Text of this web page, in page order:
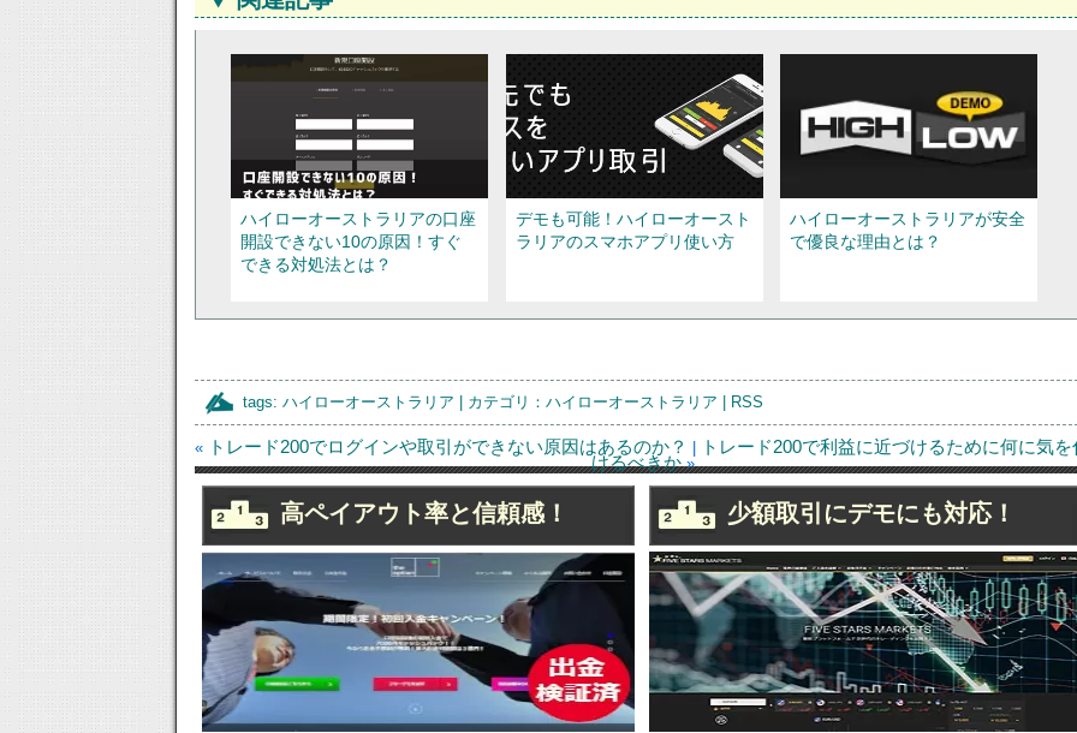
ハイローオーストラリアの口座
開設できない10の原因！すぐ
できる対処法とは？
デモも可能！ハイローオースト
ラリアのスマホアプリ使い方
ハイローオーストラリアが安全
で優良な理由とは？
【優良】ハイローオーストラリ
アは初心者でも取引を始められ
【戦略】相場分析をしながらハ
イローオーストラリアで利益を
ハイローオーストラリアのハイ
ローは勝てるのか？長期取引に
tags: ハイローオーストラリア | カテゴリ： ハイローオーストラリア RSS
« トレード200でログインや取引ができない原因はあるのか？ トレード200で利益に近づけるために何に気を
けるべきか»
高ペイアウト率と信頼感！ 少額取引にデモにも対応！